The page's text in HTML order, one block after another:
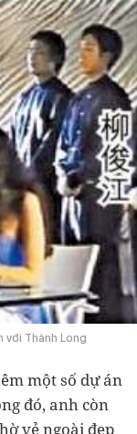
với Thành Long
một số dự án
đó, anh còn
vẻ ngoài đẹp